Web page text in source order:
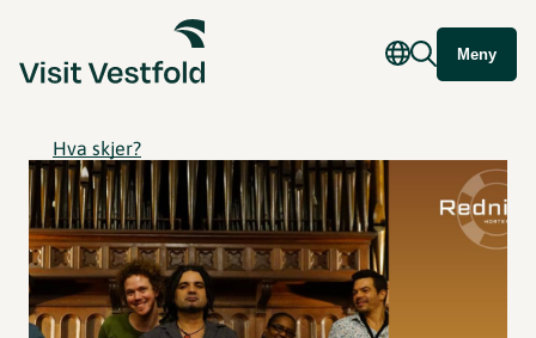
Meny
Hva skjer?